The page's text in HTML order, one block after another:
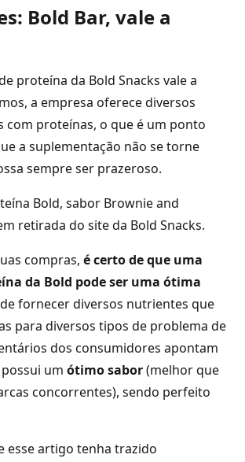
Bold Bar, vale a
proteína da Bold Snacks vale a
a empresa oferece diversos
com proteínas, o que é um ponto
a suplementação não se torne
sempre ser prazeroso.
compras, é certo de que uma
da Bold pode ser uma ótima
fornecer diversos nutrientes que
para diversos tipos de problema de
dos consumidores apontam
um ótimo sabor(melhor que
concorrentes), sendo perfeito
esse artigo tenha trazido